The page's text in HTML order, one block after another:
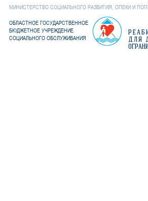
МИНИСТЕРСТВО СОЦИАЛЬНОГО РАЗВИТИЯ, ОПЕКИ И
ОБЛАСТНОЕ ГОСУДАРСТВЕННОЕ
БЮДЖЕТНОЕ УЧРЕЖДЕНИЕ
СОЦИАЛЬНОГО ОБСЛУЖИВАНИЯ
ДЛЯ